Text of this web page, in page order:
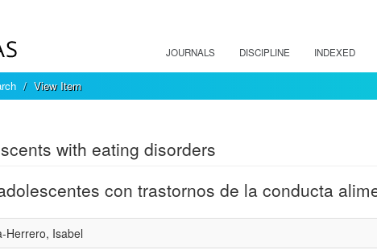
JOURNALS DISCIPLINE INDEXED
View Item
with eating disorders
con trastornos de la conducta
Herrero, Isabel